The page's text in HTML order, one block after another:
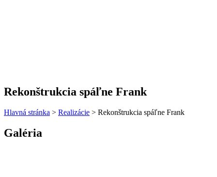
Rekonštrukcia spáľne Frank
Hlavná stránka > Realizácie > Rekonštrukcia spáľne Frank
Galéria